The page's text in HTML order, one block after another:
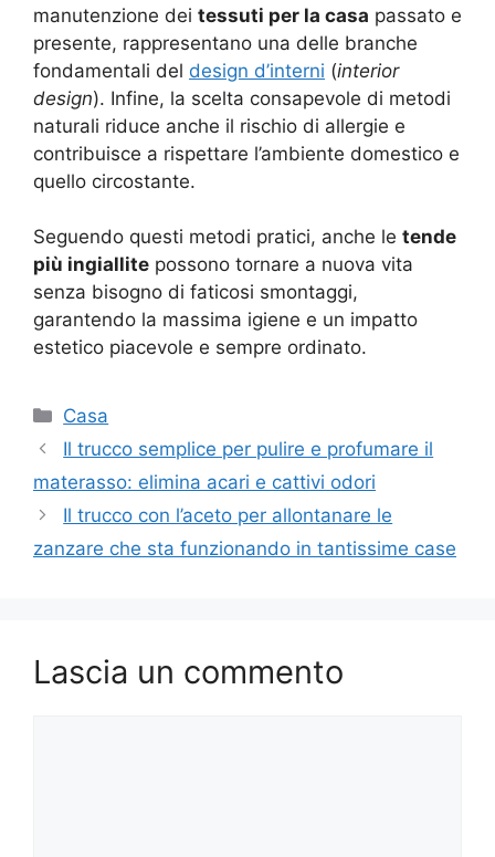
manutenzione dei tessuti per la casa passato e
presente, rappresentano una delle branche
fondamentali del design d’interni (interior
design). Infine, la scelta consapevole di metodi
naturali riduce anche il rischio di allergie e
contribuisce a rispettare l’ambiente domestico e
quello circostante.
Seguendo questi metodi pratici, anche le tende
più ingiallite possono tornare a nuova vita
senza bisogno di faticosi smontaggi,
garantendo la massima igiene e un impatto
estetico piacevole e sempre ordinato.
Categorie
Casa
Il trucco semplice per pulire e profumare il
materasso: elimina acari e cattivi odori
Il trucco con l’aceto per allontanare le
zanzare che sta funzionando in tantissime case
Lascia un commento